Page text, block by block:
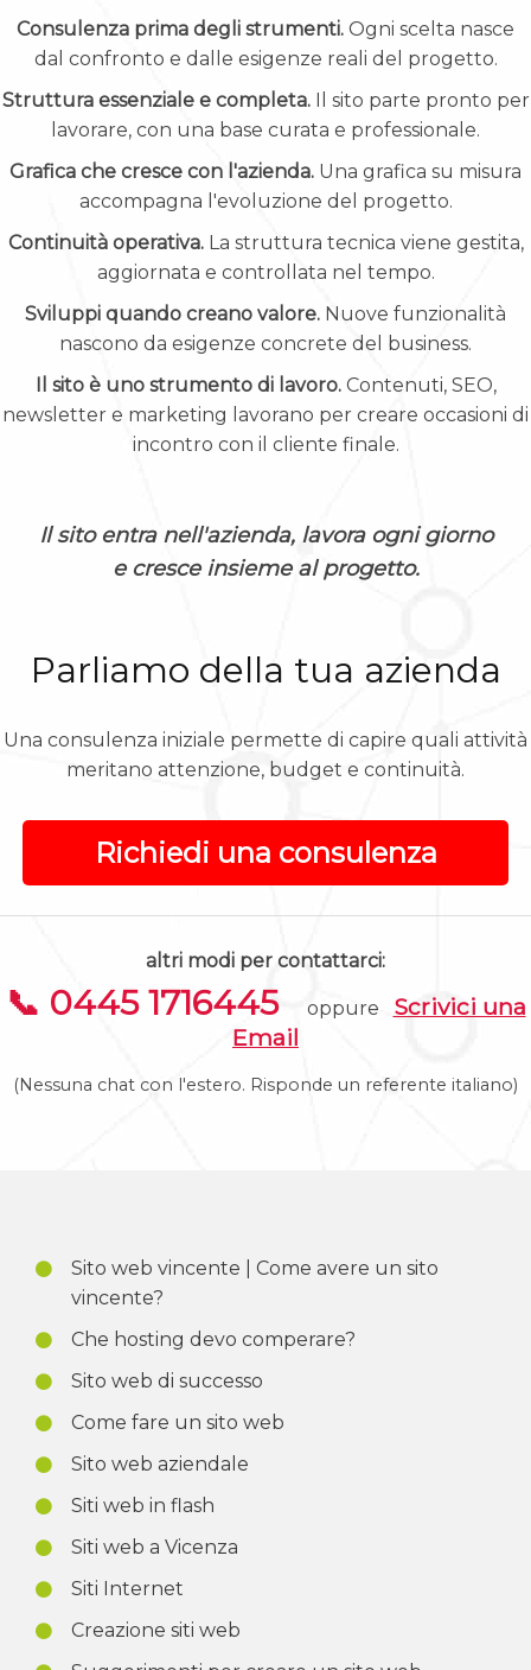
Consulenza prima degli strumenti. Ogni scelta nasce
dal confronto e dalle esigenze reali del progetto.
Struttura essenziale e completa.Il sito parte pronto per
lavorare, con una base curata e professionale.
Grafica che cresce con l'azienda. Una grafica su misura
accompagna l'evoluzione del progetto.
Continuità operativa.La struttura tecnica viene gestita,
aggiornata e controllata nel tempo.
Sviluppi quando creano valore. Nuove funzionalità
nascono da esigenze concrete del business.
Il sito è uno strumento di lavoro.Contenuti, SEO,
newsletter e marketing lavorano per creare occasioni di
incontro con il cliente finale.
Il sito entra nell'azienda, lavora ogni giorno
e cresce insieme al progetto.
Parliamo della tua azienda
Una consulenza iniziale permette di capire quali attività
meritano attenzione, budget e continuità.
Richiedi una consulenza
altri modi per contattarci:
📞 0445 1716445 oppure Scrivici una
Email
(Nessuna chat con l'estero. Risponde un referente italiano)
Sito web vincente | Come avere un sito
vincente?
Che hosting devo comperare?
Sito web di successo
Come fare un sito web
Sito web aziendale
Siti web in flash
Siti web a Vicenza
Siti Internet
Creazione siti web